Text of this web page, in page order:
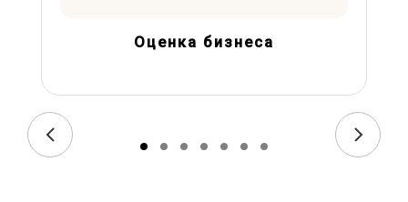
Оценка бизнеса